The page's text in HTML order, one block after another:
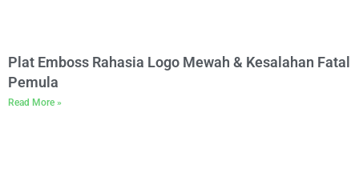
Plat Emboss Rahasia Logo Mewah & Kesalahan Fatal
Pemula
Read More »